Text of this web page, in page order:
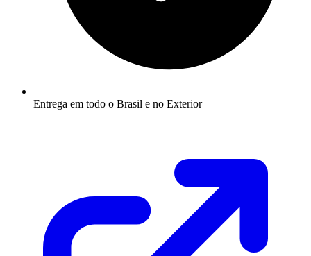
Entrega em todo o Brasil e no Exterior